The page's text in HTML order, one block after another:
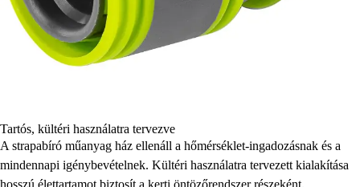
Tartós, kültéri használatra tervezve
A strapabíró műanyag ház ellenáll a hőmérséklet-ingadozásnak és a
mindennapi igénybevételnek. Kültéri használatra tervezett kialakítása
hosszú élettartamot biztosít a kerti öntözőrendszer részeként.